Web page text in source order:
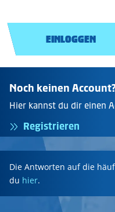
EINLOGGEN
Noch keinen
Hier kannst du dir einen
Registrieren
Die Antworten auf die
du hier.